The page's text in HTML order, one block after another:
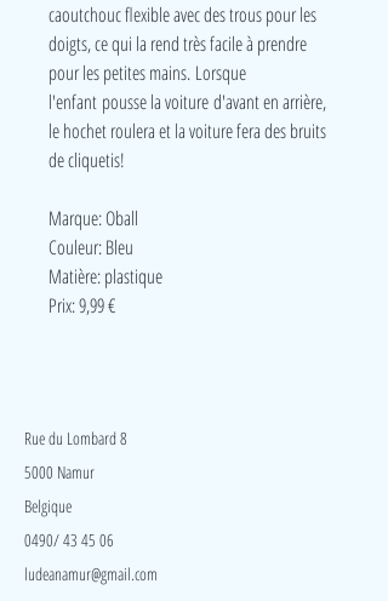
caoutchouc flexible avec des trous pour les
doigts, ce qui la rend très facile à prendre
pour les petites mains. Lorsque
l'enfant pousse la voiture d'avant en arrière,
le hochet roulera et la voiture fera des bruits
de cliquetis!
Marque: Oball
Couleur: Bleu
Matière: plastique
Prix: 9,99 €
Rue du Lombard 8
5000 Namur
Belgique
0490/ 43 45 06
ludeanamur@gmail.com